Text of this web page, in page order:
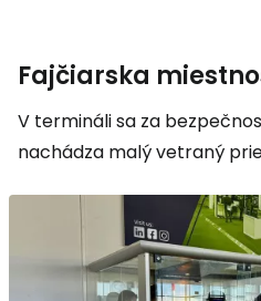
Fajčiarska
V termináli sa za
nachádza malý vetraný